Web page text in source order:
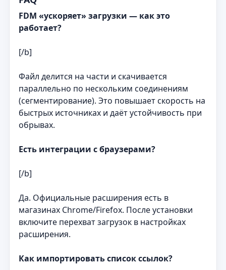
FDM «ускоряет» загрузки — как это
работает?
[/b]
Файл делится на части и скачивается
параллельно по нескольким соединениям
(сегментирование). Это повышает скорость на
быстрых источниках и даёт устойчивость при
обрывах.
Есть интеграции с браузерами?
[/b]
Да. Официальные расширения есть в
магазинах Chrome/Firefox. После установки
включите перехват загрузок в настройках
расширения.
Как импортировать список ссылок?